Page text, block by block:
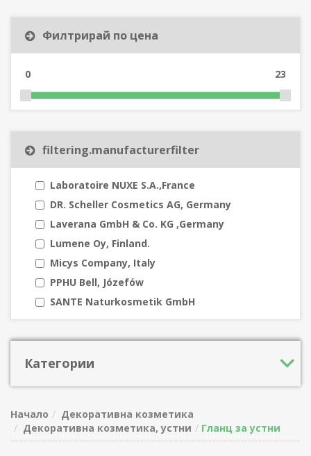
Филтрирай по цена
0 23
filtering.manufacturerfilter
Laboratoire NUXE S.A.,France
DR. Scheller Cosmetics AG, Germany
Laverana GmbH & Co. KG ,Germany
Lumene Oy, Finland.
Micys Company, Italy
PPHU Bell, Józefów
SANTE Naturkosmetik GmbH
Категории
Начало
Декоративна козметика
Декоративна козметика, устни
Гланц за устни